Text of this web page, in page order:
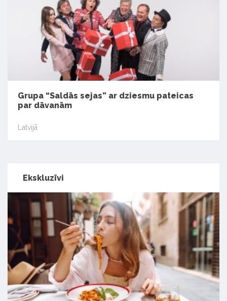
Grupa “Saldās sejas” ar dziesmu pateicas
par dāvanām
Latvijā
Ekskluzīvi